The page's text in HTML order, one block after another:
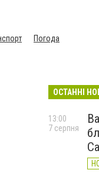
Погода
ОСТАННІ
13:00
7 серпня